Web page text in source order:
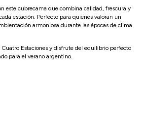
este cubrecama que combina calidad, frescura y
estación. Perfecto para quienes valoran un
armoniosa durante las épocas de clima
Estaciones y disfrute del equilibrio perfecto
para el verano argentino.